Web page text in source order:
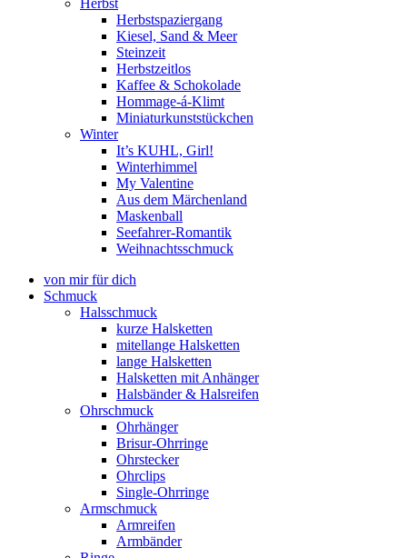
Herbst
Herbstspaziergang
Kiesel, Sand & Meer
Steinzeit
Herbstzeitlos
Kaffee & Schokolade
Hommage-á-Klimt
Miniaturkunststückchen
Winter
It’s KUHL, Girl!
Winterhimmel
My Valentine
Aus dem Märchenland
Maskenball
Seefahrer-Romantik
Weihnachtsschmuck
von mir für dich
Schmuck
Halsschmuck
kurze Halsketten
mitellange Halsketten
lange Halsketten
Halsketten mit Anhänger
Halsbänder & Halsreifen
Ohrschmuck
Ohrhänger
Brisur-Ohrringe
Ohrstecker
Ohrclips
Single-Ohrringe
Armschmuck
Armreifen
Armbänder